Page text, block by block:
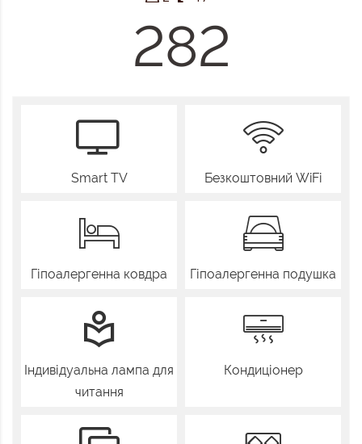
282
Smart TV Безкоштовний WiFi
Гіпоалергенна ковдра Гіпоалергенна подушка
Індивідуальна лампа для
читання
Кондиціонер